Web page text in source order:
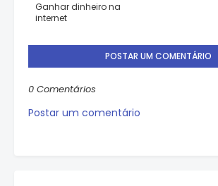
Ganhar dinheiro na
internet
POSTAR UM COMENTÁRIO
0 Comentários
Postar um comentário